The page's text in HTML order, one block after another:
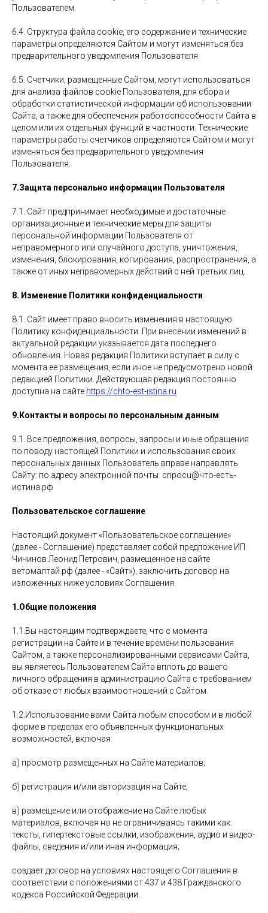
Пользователем.
6.4. Структура файла cookie, его содержание и технические
параметры определяются Сайтом и могут изменяться без
предварительного уведомления Пользователя.
6.5. Счетчики, размещенные Сайтом, могут использоваться
для анализа файлов cookie Пользователя, для сбора и
обработки статистической информации об использовании
Сайта, а также для обеспечения работоспособности Сайта в
целом или их отдельных функций в частности. Технические
параметры работы счетчиков определяются Сайтом и могут
изменяться без предварительного уведомления
Пользователя.
7.Защита персонально информации Пользователя
7.1. Сайт предпринимает необходимые и достаточные
организационные и технические меры для защиты
персональной информации Пользователя от
неправомерного или случайного доступа, уничтожения,
изменения, блокирования, копирования, распространения, а
также от иных неправомерных действий с ней третьих лиц.
8. Изменение Политики конфиденциальности
8.1. Сайт имеет право вносить изменения в настоящую
Политику конфиденциальности. При внесении изменений в
актуальной редакции указывается дата последнего
обновления. Новая редакция Политики вступает в силу с
момента ее размещения, если иное не предусмотрено новой
редакцией Политики. Действующая редакция постоянно
доступна на сайте https://chto-est-istina.ru
9.Контакты и вопросы по персональным данным
9.1. Все предложения, вопросы, запросы и иные обращения
по поводу настоящей Политики и использования своих
персональных данных Пользователь вправе направлять
Сайту: по адресу электронной почты: cnpocu@что-есть-
истина.рф
Пользовательское соглашение
Настоящий документ «Пользовательское соглашение»
(далее - Соглашение) представляет собой предложение ИП
Чичинов Леонид Петрович, размещенное на сайте
ветомалтай.рф (далее - «Сайт»), заключить договор на
изложенных ниже условиях Соглашения.
1.Общие положения
1.1.Вы настоящим подтверждаете, что с момента
регистрации на Сайте и в течение времени пользования
Сайтом, а также персонализированными сервисами Сайта,
вы являетесь Пользователем Сайта вплоть до вашего
личного обращения в администрацию Сайта с требованием
об отказе от любых взаимоотношений с Сайтом.
1.2.Использование вами Сайта любым способом и в любой
форме в пределах его объявленных функциональных
возможностей, включая:
а) просмотр размещенных на Сайте материалов;
б) регистрация и/или авторизация на Сайте;
в) размещение или отображение на Сайте любых
материалов, включая но не ограничиваясь такими как:
тексты, гипертекстовые ссылки, изображения, аудио и видео-
файлы, сведения и/или иная информация;
создает договор на условиях настоящего Соглашения в
соответствии с положениями ст.437 и 438 Гражданского
кодекса Российской Федерации.